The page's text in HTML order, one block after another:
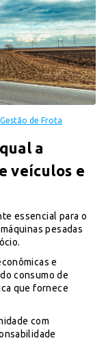
Gestão de Frota
a
veículos e
essencial para o
pesadas
e
consumo de
que fornece
com